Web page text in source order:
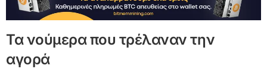
Τα νούμερα που τρέλαναν την
αγορά